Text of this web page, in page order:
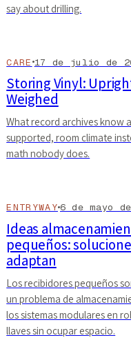
say about drilling.
CARE 17 de julio de
Storing Vinyl:
Weighed
What record archives know
supported, room climate
math nobody does.
ENTRYWAY6 de mayo
Ideas
pequeños:
adaptan
Los recibidores pequeños
un problema de
los sistemas modulares en
llaves sin ocupar espacio.